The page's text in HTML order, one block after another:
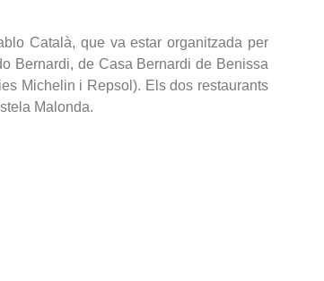
Català, que va estar organitzada per
Bernardi, de Casa Bernardi de Benissa
Michelin i Repsol). Els dos restaurants
Malonda.